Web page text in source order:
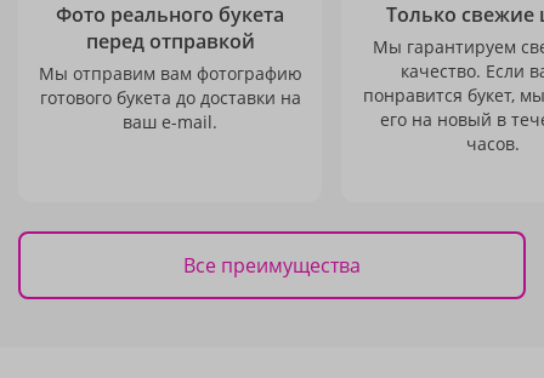
Фото реального букета
перед отправкой
Мы отправим вам фотографию
готового букета до доставки на
ваш e-mail.
Только свежие
Мы гарантируем
качество. Если
понравится букет,
его на новый в
часов.
Все преимущества